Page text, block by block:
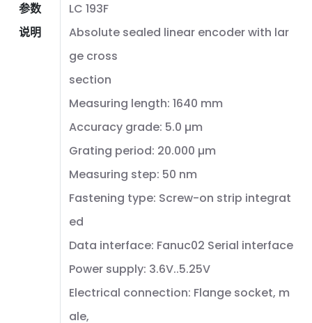
参数
说明
LC 193F
Absolute sealed linear encoder with lar
ge cross
section
Measuring length: 1640 mm
Accuracy grade: 5.0 µm
Grating period: 20.000 µm
Measuring step: 50 nm
Fastening type: Screw-on strip integrat
ed
Data interface: Fanuc02 Serial interface
Power supply: 3.6V..5.25V
Electrical connection: Flange socket, m
ale,